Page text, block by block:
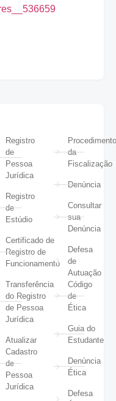
Registro
de
Pessoa
Jurídica
Registro
de
Estúdio
Certificado de
Registro de
Funcionamento
Transferência
do Registro
de Pessoa
Jurídica
Atualizar
Cadastro
de
Pessoa
Jurídica
da
Fiscalização
Denúncia
Consultar
sua
Denúncia
Defesa
de
Autuação
Código
de
Ética
Guia do
Estudante
Denúncia
Ética
Defesa